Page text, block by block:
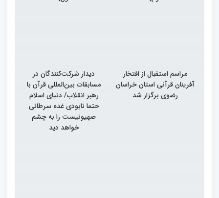
مراسم استقبال از افتخار
آفرینان قرآنی استان خراسان
رضوی برگزار شد
دیدار شرکت‌کنندگان در
مسابقات بین‌المللی قرآن با
رهبر انقلاب/ دنیای اسلام
حتما نابودی غده سرطانی
صهیونیست را به چشم
خواهد دید